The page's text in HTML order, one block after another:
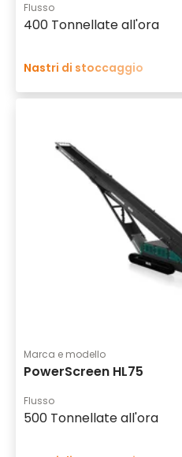
Flusso
400 Tonnellate all'ora
Nastri di stoccaggio
Marca e modello
PowerScreen HL75
Flusso
500 Tonnellate all'ora